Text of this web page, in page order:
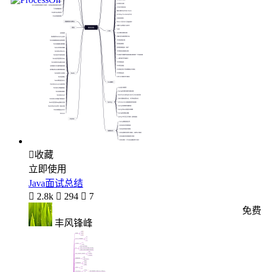
收藏
立即使用
Java面试总结
 2.8k  294  7
丰风锋峰
免费